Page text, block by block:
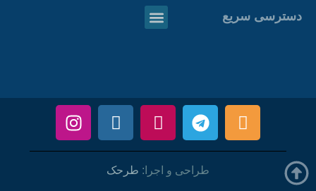
دسترسی سریع
طراحی و اجرا: طرحک